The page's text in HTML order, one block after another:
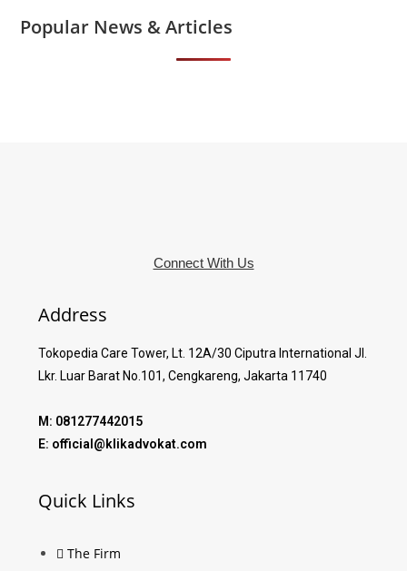
Popular News & Articles
Connect With Us
Address
Tokopedia Care Tower, Lt. 12A/30 Ciputra International Jl.
Lkr. Luar Barat No.101, Cengkareng, Jakarta 11740
M: 081277442015
E: official@klikadvokat.com
Quick Links
The Firm